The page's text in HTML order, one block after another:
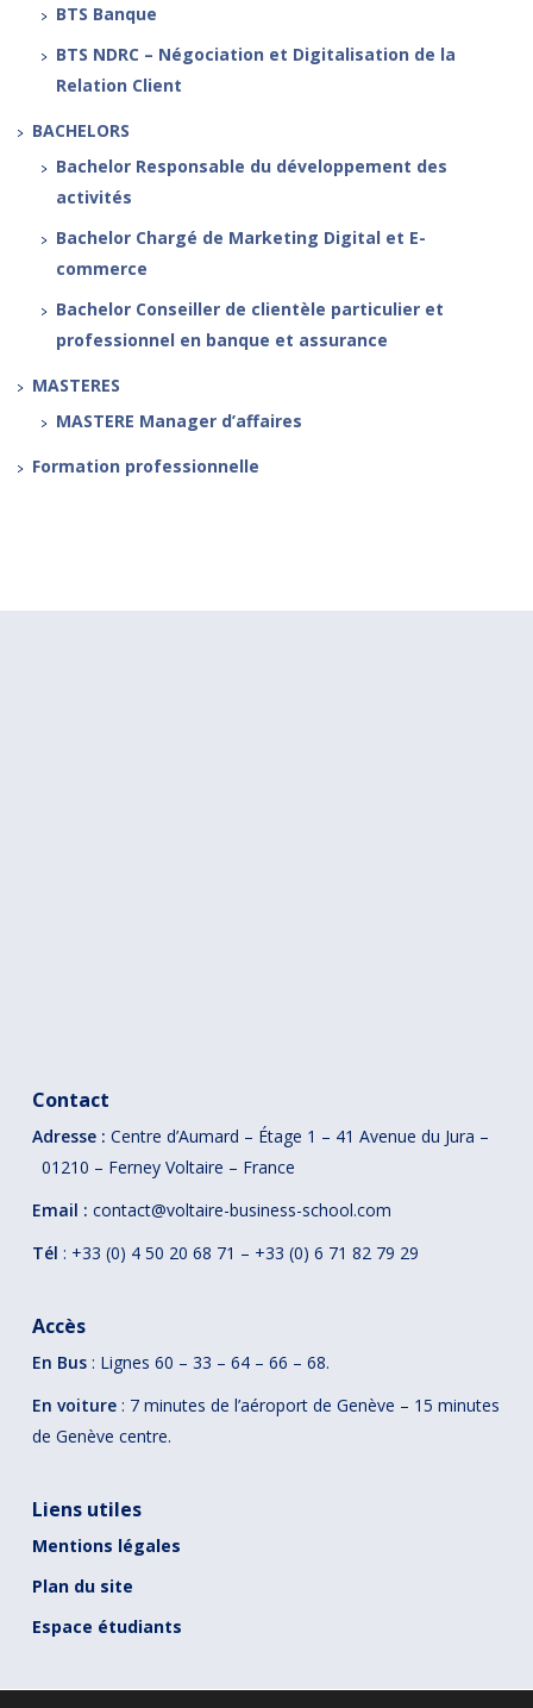
BTS Banque
BTS NDRC – Négociation et Digitalisation de la
Relation Client
BACHELORS
Bachelor Responsable du développement des
activités
Bachelor Chargé de Marketing Digital et E-
commerce
Bachelor Conseiller de clientèle particulier et
professionnel en banque et assurance
MASTERES
MASTERE Manager d’affaires
Formation professionnelle
Contact
Adresse : Centre d’Aumard – Étage 1 – 41 Avenue du Jura –
01210 – Ferney Voltaire – France
Email : contact@voltaire-business-school.com
Tél : +33 (0) 4 50 20 68 71 – +33 (0) 6 71 82 79 29
Accès
En Bus: Lignes 60 – 33 – 64 – 66 – 68.
En voiture: 7 minutes de l’aéroport de Genève – 15 minutes
de Genève centre.
Liens utiles
Mentions légales
Plan du site
Espace étudiants